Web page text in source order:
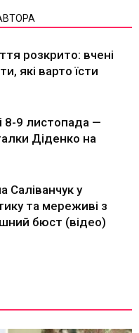
розкрито: вчені
які варто їсти
8-9 листопада —
Діденко на
Саліванчук у
та мереживі з
бюст (відео)